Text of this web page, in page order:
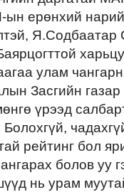
ерөнхий
Я.Содбаатар
улам
Засгийн
үрээд
рейтинг бол
болов уу
нь урам